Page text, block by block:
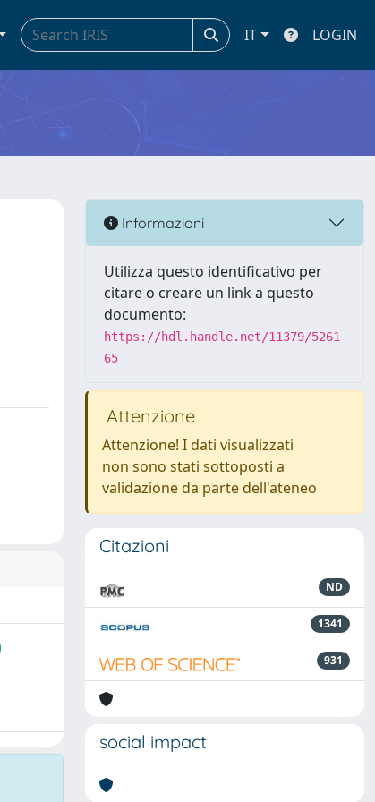
IT LOGIN
Informazioni
Utilizza questo identificativo per
citare o creare un link a questo
documento:
https://hdl.handle.net/11379/5261
65
Attenzione
Attenzione! I dati visualizzati
non sono stati sottoposti a
validazione da parte dell'ateneo
Citazioni
ND
1341
931
social impact